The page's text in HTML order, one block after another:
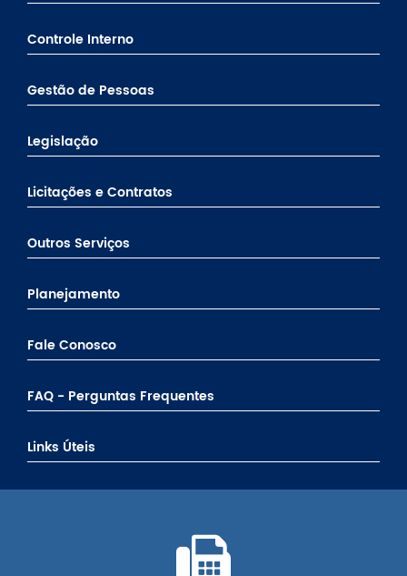
Controle Interno
Gestão de Pessoas
Legislação
Licitações e Contratos
Outros Serviços
Planejamento
Fale Conosco
FAQ - Perguntas Frequentes
Links Úteis